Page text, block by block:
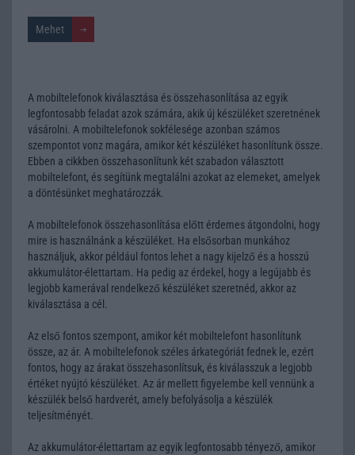
A mobiltelefonok kiválasztása és összehasonlítása az egyik
legfontosabb feladat azok számára, akik új készüléket szeretnének
vásárolni. A mobiltelefonok sokfélesége azonban számos
szempontot vonz magára, amikor két készüléket hasonlítunk össze.
Ebben a cikkben összehasonlítunk két szabadon választott
mobiltelefont, és segítünk megtalálni azokat az elemeket, amelyek
a döntésünket meghatározzák.
A mobiltelefonok összehasonlítása előtt érdemes átgondolni, hogy
mire is használnánk a készüléket. Ha elsősorban munkához
használjuk, akkor például fontos lehet a nagy kijelző és a hosszú
akkumulátor-élettartam. Ha pedig az érdekel, hogy a legújabb és
legjobb kamerával rendelkező készüléket szeretnéd, akkor az
kiválasztása a cél.
Az első fontos szempont, amikor két mobiltelefont hasonlítunk
össze, az ár. A mobiltelefonok széles árkategóriát fednek le, ezért
fontos, hogy az árakat összehasonlítsuk, és kiválasszuk a legjobb
értéket nyújtó készüléket. Az ár mellett figyelembe kell vennünk a
készülék belső hardverét, amely befolyásolja a készülék
teljesítményét.
Az akkumulátor-élettartam az egyik legfontosabb tényező, amikor